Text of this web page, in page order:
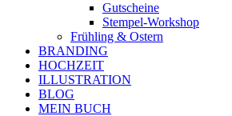
Gutscheine
Stempel-Workshop
Frühling & Ostern
BRANDING
HOCHZEIT
ILLUSTRATION
BLOG
MEIN BUCH